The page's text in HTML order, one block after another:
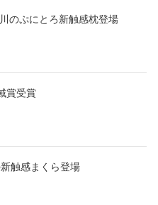
のぷにとろ新触感枕登場
賞受賞
触感まくら登場